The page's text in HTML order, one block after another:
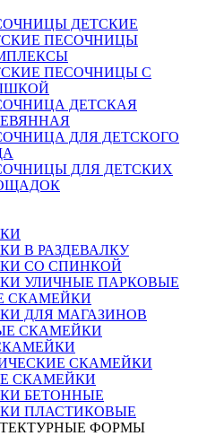
ДЕТСКИЕ
ПЕСОЧНИЦЫ
ПЕСОЧНИЦЫ С
ДЕТСКАЯ
ДЛЯ ДЕТСКОГО
ДЛЯ ДЕТСКИХ
В РАЗДЕВАЛКУ
СО СПИНКОЙ
УЛИЧНЫЕ ПАРКОВЫЕ
СКАМЕЙКИ
ДЛЯ МАГАЗИНОВ
СКАМЕЙКИ
СКАМЕЙКИ
СКАМЕЙКИ
БЕТОННЫЕ
ПЛАСТИКОВЫЕ
ФОРМЫ